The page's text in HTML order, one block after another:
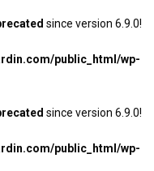
since version 6.9.0!
public_html/wp-
since version 6.9.0!
public_html/wp-